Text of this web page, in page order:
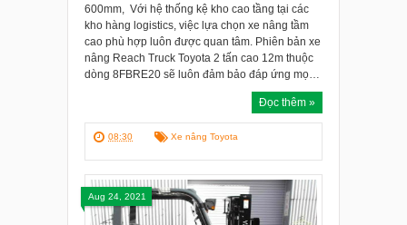
600mm, Với hệ thống kệ kho cao tầng tại các
kho hàng logistics, việc lựa chọn xe nâng tầm
cao phù hợp luôn được quan tâm. Phiên bản xe
nâng Reach Truck Toyota 2 tấn cao 12m thuộc
dòng 8FBRE20 sẽ luôn đảm bảo đáp ứng mọ…
Đọc thêm »
08:30 Xe nâng Toyota
Aug 24, 2021